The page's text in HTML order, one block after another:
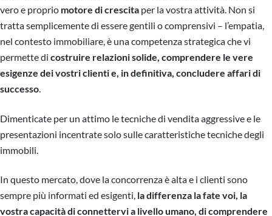
vero e proprio motore di crescita per la vostra attività. Non si
tratta semplicemente di essere gentili o comprensivi – l’empatia,
nel contesto immobiliare, è una competenza strategica che vi
permette di costruire relazioni solide, comprendere le vere
esigenze dei vostri clienti e, in definitiva, concludere affari di
successo
Dimenticate per un attimo le tecniche di vendita aggressive e le
presentazioni incentrate solo sulle caratteristiche tecniche degli
immobili.
In questo mercato, dove la concorrenza è alta e i clienti sono
sempre più informati ed esigenti, la differenza la fate voi, la
vostra capacità di connettervi a livello umano, di comprendere